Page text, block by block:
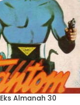
Eks Almanah 30